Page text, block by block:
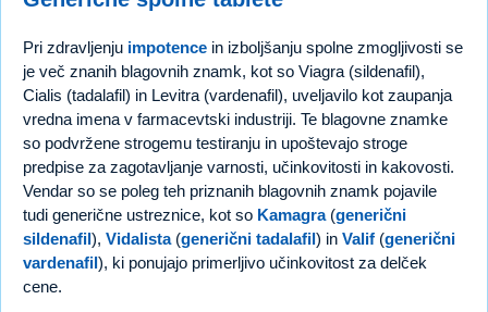
Pri zdravljenju impotence in izboljšanju spolne zmogljivosti se
je več znanih blagovnih znamk, kot so Viagra (sildenafil),
Cialis (tadalafil) in Levitra (vardenafil), uveljavilo kot zaupanja
vredna imena v farmacevtski industriji. Te blagovne znamke
so podvržene strogemu testiranju in upoštevajo stroge
predpise za zagotavljanje varnosti, učinkovitosti in kakovosti.
Vendar so se poleg teh priznanih blagovnih znamk pojavile
tudi generične ustreznice, kot so Kamagra(generični
sildenafil), Vidalista(generični tadalafil) in Valif (generični
vardenafil), ki ponujajo primerljivo učinkovitost za delček
cene.